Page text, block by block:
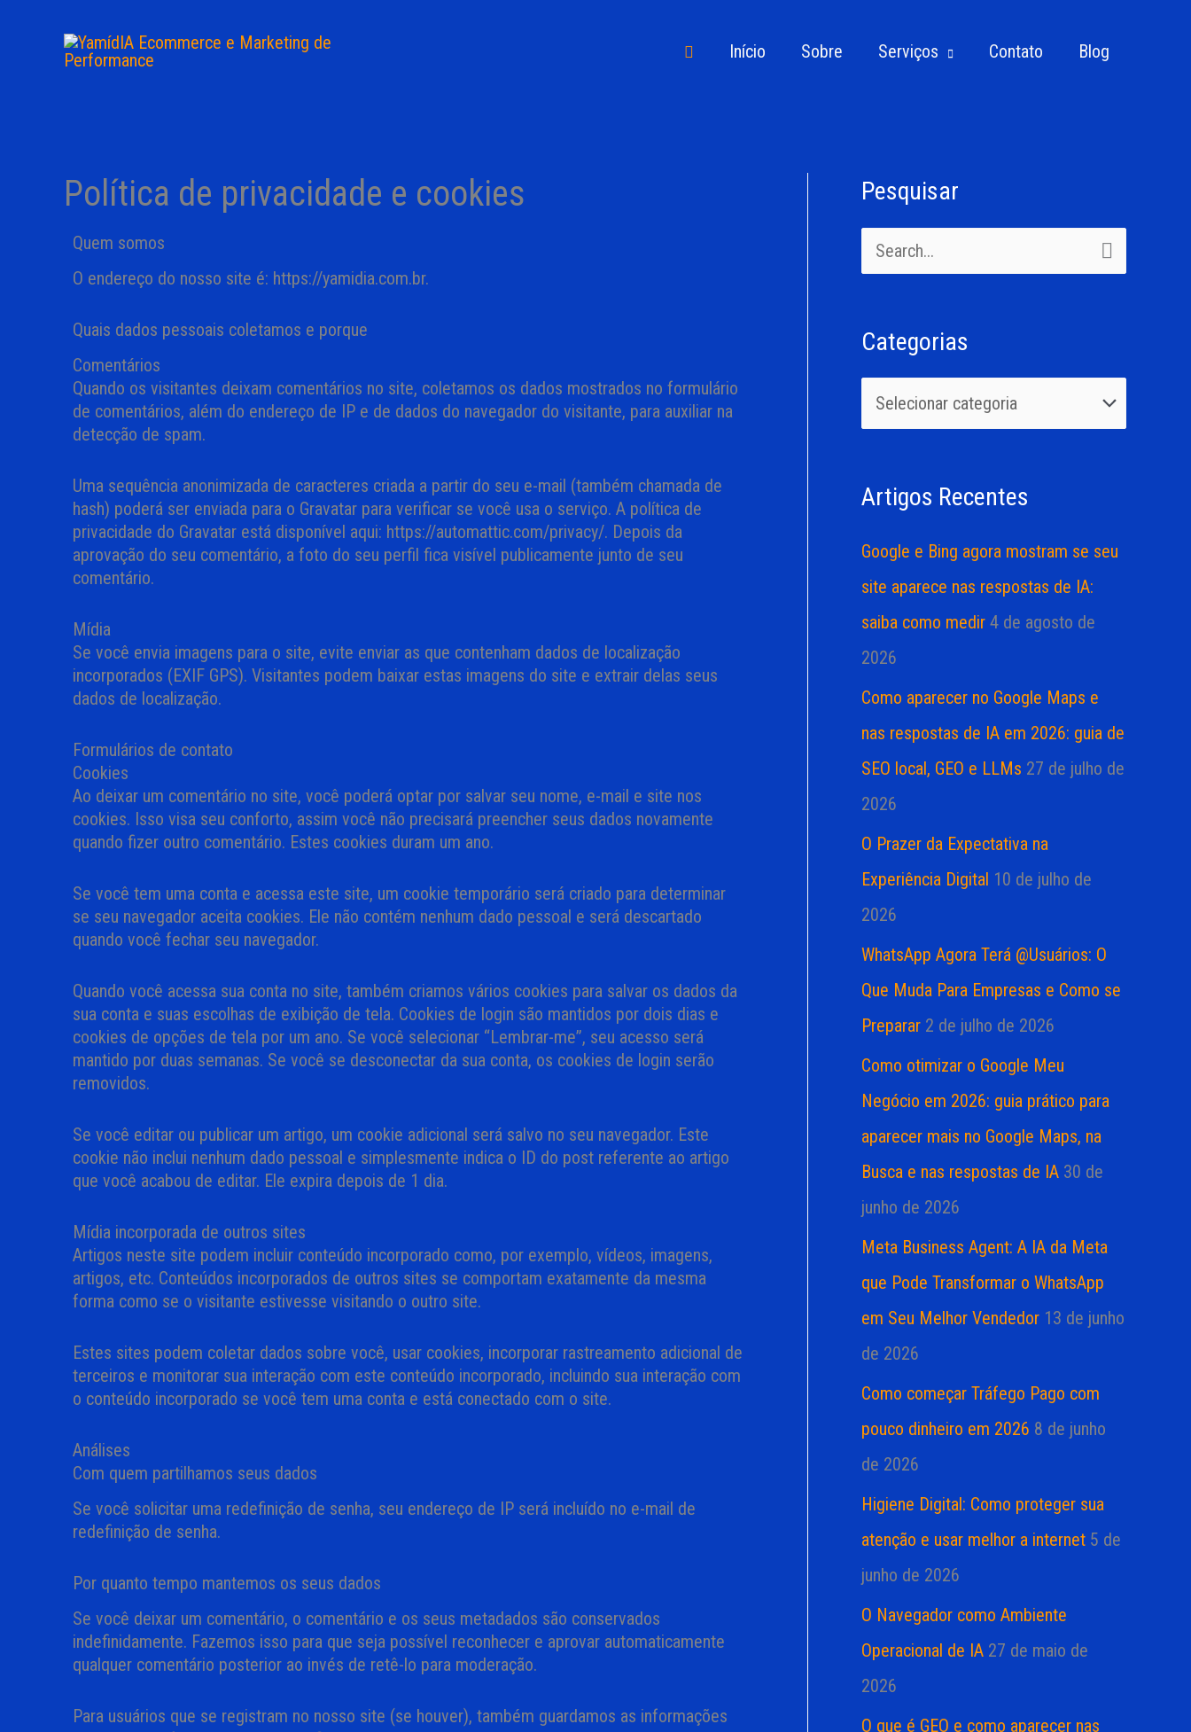
PesquisarInício Sobre Serviços Contato Blog
Política de privacidade e cookies
Quem somos
O endereço do nosso site é: https://yamidia.com.br.
Quais dados pessoais coletamos e porque
Comentários
Quando os visitantes deixam comentários no site, coletamos os dados mostrados no formulário
de comentários, além do endereço de IP e de dados do navegador do visitante, para auxiliar na
detecção de spam.
Uma sequência anonimizada de caracteres criada a partir do seu e-mail (também chamada de
hash) poderá ser enviada para o Gravatar para verificar se você usa o serviço. A política de
privacidade do Gravatar está disponível aqui: https://automattic.com/privacy/. Depois da
aprovação do seu comentário, a foto do seu perfil fica visível publicamente junto de seu
comentário.
Mídia
Se você envia imagens para o site, evite enviar as que contenham dados de localização
incorporados (EXIF GPS). Visitantes podem baixar estas imagens do site e extrair delas seus
dados de localização.
Formulários de contato
Cookies
Ao deixar um comentário no site, você poderá optar por salvar seu nome, e-mail e site nos
cookies. Isso visa seu conforto, assim você não precisará preencher seus dados novamente
quando fizer outro comentário. Estes cookies duram um ano.
Se você tem uma conta e acessa este site, um cookie temporário será criado para determinar
se seu navegador aceita cookies. Ele não contém nenhum dado pessoal e será descartado
quando você fechar seu navegador.
Quando você acessa sua conta no site, também criamos vários cookies para salvar os dados da
sua conta e suas escolhas de exibição de tela. Cookies de login são mantidos por dois dias e
cookies de opções de tela por um ano. Se você selecionar “Lembrar-me”, seu acesso será
mantido por duas semanas. Se você se desconectar da sua conta, os cookies de login serão
removidos.
Se você editar ou publicar um artigo, um cookie adicional será salvo no seu navegador. Este
cookie não inclui nenhum dado pessoal e simplesmente indica o ID do post referente ao artigo
que você acabou de editar. Ele expira depois de 1 dia.
Mídia incorporada de outros sites
Artigos neste site podem incluir conteúdo incorporado como, por exemplo, vídeos, imagens,
artigos, etc. Conteúdos incorporados de outros sites se comportam exatamente da mesma
forma como se o visitante estivesse visitando o outro site.
Estes sites podem coletar dados sobre você, usar cookies, incorporar rastreamento adicional de
terceiros e monitorar sua interação com este conteúdo incorporado, incluindo sua interação com
o conteúdo incorporado se você tem uma conta e está conectado com o site.
Análises
Com quem partilhamos seus dados
Se você solicitar uma redefinição de senha, seu endereço de IP será incluído no e-mail de
redefinição de senha.
Por quanto tempo mantemos os seus dados
Se você deixar um comentário, o comentário e os seus metadados são conservados
indefinidamente. Fazemos isso para que seja possível reconhecer e aprovar automaticamente
qualquer comentário posterior ao invés de retê-lo para moderação.
Para usuários que se registram no nosso site (se houver), também guardamos as informações
Pesquisar
s
i
a
r
r
Categorias
C
a
g
sArtigos Recentes
Google e Bing agora mostram se seu
site aparece nas respostas de IA:
saiba como medir 4 de agosto de
2026
Como aparecer no Google Maps e
nas respostas de IA em 2026: guia de
SEO local, GEO e LLMs 27 de julho de
2026
O Prazer da Expectativa na
Experiência Digital 10 de julho de
2026
WhatsApp Agora Terá @Usuários: O
Que Muda Para Empresas e Como se
Preparar 2 de julho de 2026
Como otimizar o Google Meu
Negócio em 2026: guia prático para
aparecer mais no Google Maps, na
Busca e nas respostas de IA 30 de
junho de 2026
Meta Business Agent: A IA da Meta
que Pode Transformar o WhatsApp
em Seu Melhor Vendedor 13 de junho
de 2026
Como começar Tráfego Pago com
pouco dinheiro em 2026 8 de junho
de 2026
Higiene Digital: Como proteger sua
atenção e usar melhor a internet 5 de
junho de 2026
O Navegador como Ambiente
Operacional de IA 27 de maio de
2026
O que é GEO e como aparecer nas